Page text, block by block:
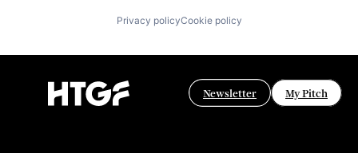
Privacy policyCookie policy
Newsletter My Pitch